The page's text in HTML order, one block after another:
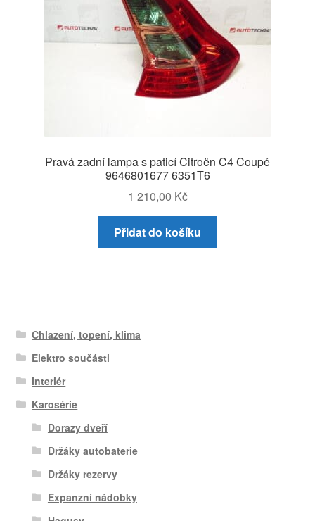
Pravá zadní lampa s paticí Citroën C4 Coupé
9646801677 6351T6
1 210,00 Kč
Přidat do košíku
Chlazení, topení, klima
Elektro součásti
Interiér
Karosérie
Dorazy dveří
Držáky autobaterie
Držáky rezervy
Expanzní nádobky